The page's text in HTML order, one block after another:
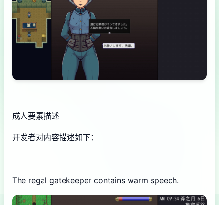
成人要素描述
开发者对内容描述如下：
The regal gatekeeper contains warm speech.